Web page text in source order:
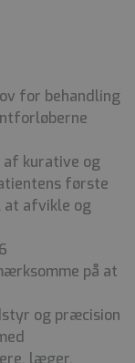
for behandling
kurative og
første
at afvikle og
på at
og præcision
læger,